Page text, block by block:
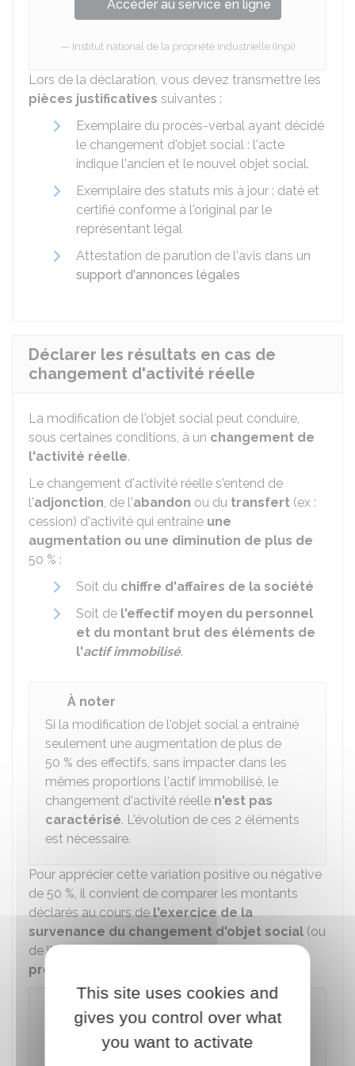
Accéder au service en ligne
Institut national de la propriété industrielle (Inpi)
Lors de la déclaration, vous devez transmettre les
pièces justificatives suivantes :
Exemplaire du procès-verbal ayant décidé
le changement d'objet social : l'acte
indique l'ancien et le nouvel objet social.
Exemplaire des statuts mis à jour : daté et
certifié conforme à l'original par le
représentant légal
Attestation de parution de l'avis dans un
support d'annonces légales
Déclarer les résultats en cas de
changement d'activité réelle
La modification de l'objet social peut conduire,
sous certaines conditions, à un changement de
l'activité réelle.
Le changement d'activité réelle s'entend de
l'adjonction, de l'abandon ou du transfert (ex :
cession) d'activité qui entraine une
augmentation ou une diminution de plus de
50 % :
Soit du chiffre d'affaires de la société
Soit de l'effectif moyen du personnel
et du montant brut des éléments de
l'actif immobilisé.
À noter
Si la modification de l'objet social a entrainé
seulement une augmentation de plus de
50 % des effectifs, sans impacter dans les
mêmes proportions l'actif immobilisé, le
changement d'activité réelle n'est pas
caractérisé. L'évolution de ces 2 éléments
est nécessaire.
Pour apprécier cette variation positive ou négative
de 50 %, il convient de comparer les montants
déclarés au cours del'exercice de la
survenance du changement d'objet social (ou
de l'exercice suivant)
par rapport à l'exercice
précédent
Une société exerce une activité d'hôtellerie-
restauration et réalise, au cours de l'exercice
This site uses cookies and
gives you control over what
you want to activate